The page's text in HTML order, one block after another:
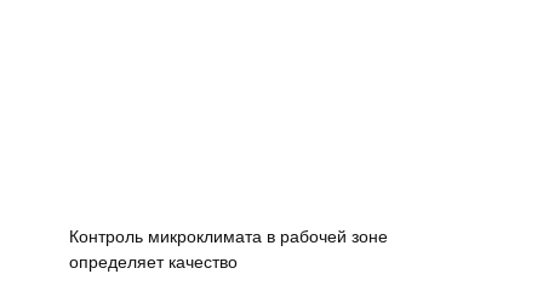
Контроль микроклимата в рабочей зоне
определяет качество